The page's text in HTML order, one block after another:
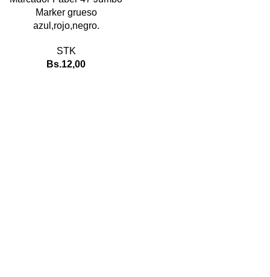
Marker grueso
azul,rojo,negro.
STK
Bs.12,00